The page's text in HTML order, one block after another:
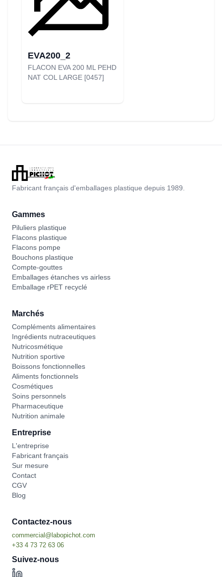
EVA200_2
FLACON EVA 200 ML PEHD
NAT COL LARGE [0457]
Fabricant français d'emballages plastique depuis 1989.
Gammes
Piluliers plastique
Flacons plastique
Flacons pompe
Bouchons plastique
Compte-gouttes
Emballages étanches vs airless
Emballage rPET recyclé
Marchés
Compléments alimentaires
Ingrédients nutraceutiques
Nutricosmétique
Nutrition sportive
Boissons fonctionnelles
Aliments fonctionnels
Cosmétiques
Soins personnels
Pharmaceutique
Nutrition animale
Entreprise
L'entreprise
Fabricant français
Sur mesure
Contact
CGV
Blog
Contactez-nous
Suivez-nous